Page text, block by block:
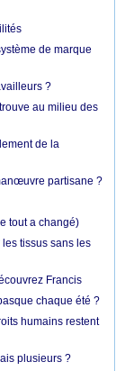
de marque
?
au milieu des
de la
partisane ?
tout a changé)
tissus sans les
Francis
chaque été ?
humains restent
plusieurs ?